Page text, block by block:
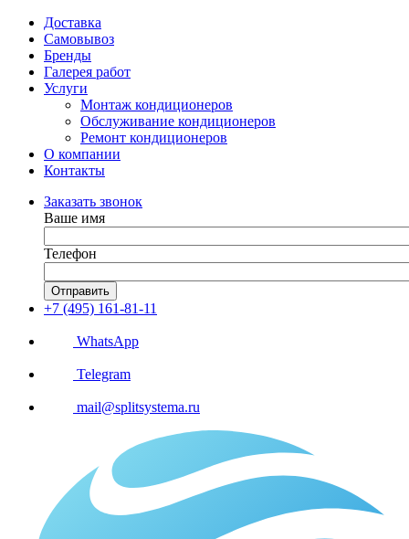
Доставка
Самовывоз
Бренды
Галерея работ
Услуги
Монтаж кондиционеров
Обслуживание кондиционеров
Ремонт кондиционеров
О компании
Контакты
Заказать звонок
Ваше имя
Телефон
Отправить
+7 (495) 161-81-11
WhatsApp
Telegram
mail@splitsystema.ru